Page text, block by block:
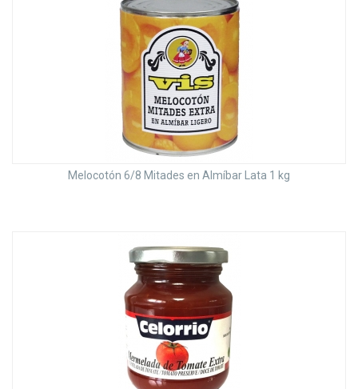
Melocotón 6/8 Mitades en Almíbar Lata 1 kg